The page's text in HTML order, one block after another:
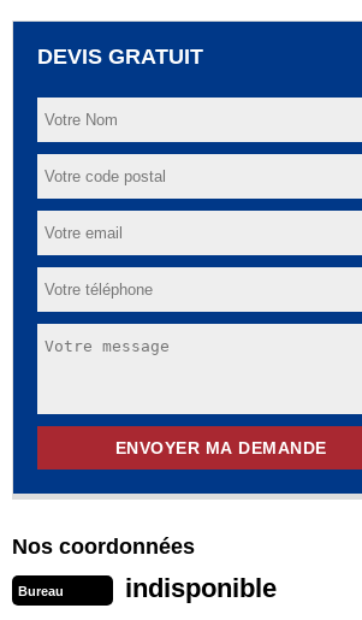
DEVIS GRATUIT
Nos coordonnées
Bureau indisponible